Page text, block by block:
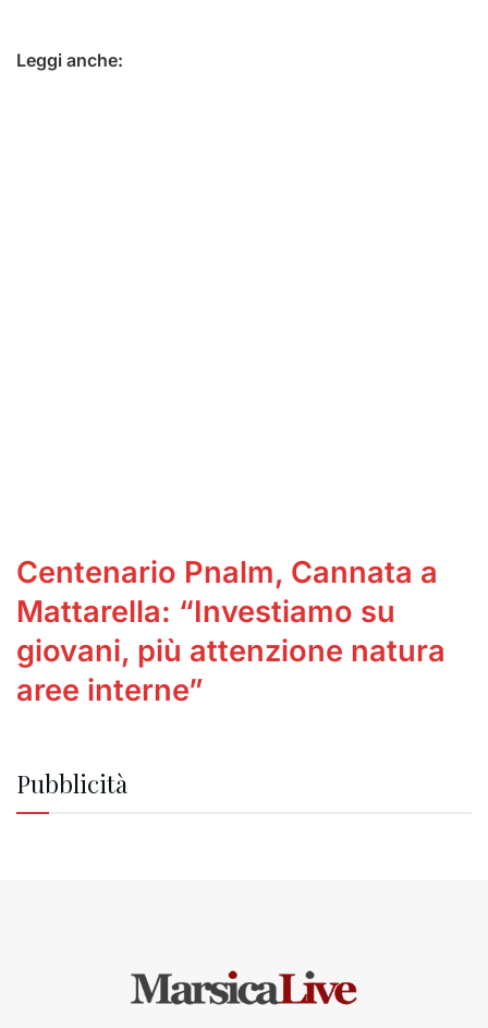
Leggi anche:
Centenario Pnalm, Cannata a
Mattarella: “Investiamo su
giovani, più attenzione natura
aree interne”
Pubblicità